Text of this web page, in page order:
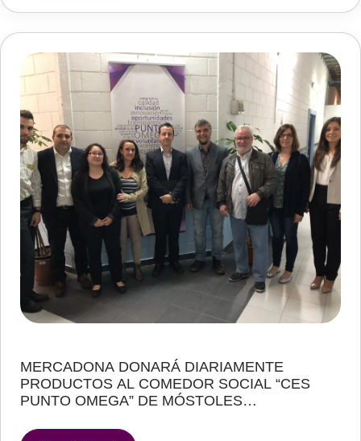
MERCADONA DONARÁ DIARIAMENTE
PRODUCTOS AL COMEDOR SOCIAL “CES
PUNTO OMEGA” DE MÓSTOLES…